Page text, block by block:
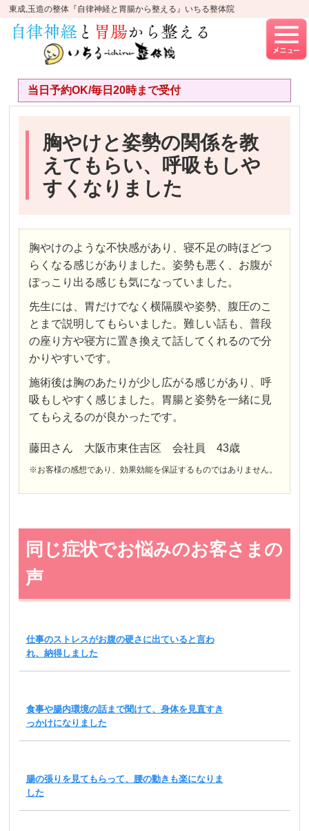
東成,玉造の整体『自律神経と胃腸から整える』いちる整体院
当日予約OK/毎日20時まで受付
胸やけと姿勢の関係を教
えてもらい、呼吸もしや
すくなりました
胸やけのような不快感があり、寝不足の時ほどつ
らくなる感じがありました。姿勢も悪く、お腹が
ぽっこり出る感じも気になっていました。
先生には、胃だけでなく横隔膜や姿勢、腹圧のこ
とまで説明してもらいました。難しい話も、普段
の座り方や寝方に置き換えて話してくれるので分
かりやすいです。
施術後は胸のあたりが少し広がる感じがあり、呼
吸もしやすく感じました。胃腸と姿勢を一緒に見
てもらえるのが良かったです。
藤田さん 大阪市東住吉区 会社員 43歳
※お客様の感想であり、効果効能を保証するものではありません。
同じ症状でお悩みのお客さまの
声
仕事のストレスがお腹の硬さに出ていると言わ
れ、納得しました
食事や腸内環境の話まで聞けて、身体を見直すき
っかけになりました
腸の張りを見てもらって、腰の動きも楽になりま
した